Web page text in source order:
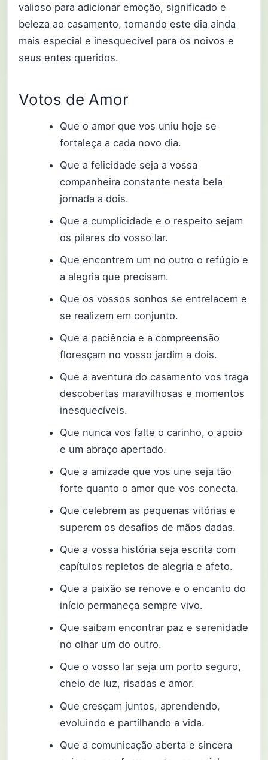
valioso para adicionar emoção, significado e
beleza ao casamento, tornando este dia ainda
mais especial e inesquecível para os noivos e
seus entes queridos.
Votos de Amor
Que o amor que vos uniu hoje se
fortaleça a cada novo dia.
Que a felicidade seja a vossa
companheira constante nesta bela
jornada a dois.
Que a cumplicidade e o respeito sejam
os pilares do vosso lar.
Que encontrem um no outro o refúgio e
a alegria que precisam.
Que os vossos sonhos se entrelacem e
se realizem em conjunto.
Que a paciência e a compreensão
floresçam no vosso jardim a dois.
Que a aventura do casamento vos traga
descobertas maravilhosas e momentos
inesquecíveis.
Que nunca vos falte o carinho, o apoio
e um abraço apertado.
Que a amizade que vos une seja tão
forte quanto o amor que vos conecta.
Que celebrem as pequenas vitórias e
superem os desafios de mãos dadas.
Que a vossa história seja escrita com
capítulos repletos de alegria e afeto.
Que a paixão se renove e o encanto do
início permaneça sempre vivo.
Que saibam encontrar paz e serenidade
no olhar um do outro.
Que o vosso lar seja um porto seguro,
cheio de luz, risadas e amor.
Que cresçam juntos, aprendendo,
evoluindo e partilhando a vida.
Que a comunicação aberta e sincera